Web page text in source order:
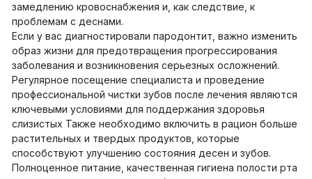
замедлению кровоснабжения и, как следствие, к
проблемам с деснами.
Если у вас диагностировали пародонтит, важно изменить
образ жизни для предотвращения прогрессирования
заболевания и возникновения серьезных осложнений.
Регулярное посещение специалиста и проведение
профессиональной чистки зубов после лечения являются
ключевыми условиями для поддержания здоровья
слизистых Также необходимо включить в рацион больше
растительных и твердых продуктов, которые
способствуют улучшению состояния десен и зубов.
Полноценное питание, качественная гигиена полости рта